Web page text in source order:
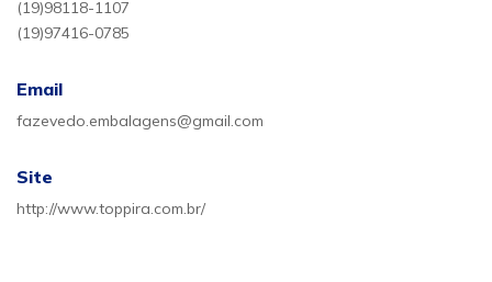
(19)98118-1107
(19)97416-0785
Email
fazevedo.embalagens@gmail.com
Site
http://www.toppira.com.br/